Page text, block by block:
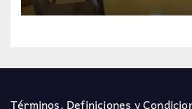
Términos, Definiciones y